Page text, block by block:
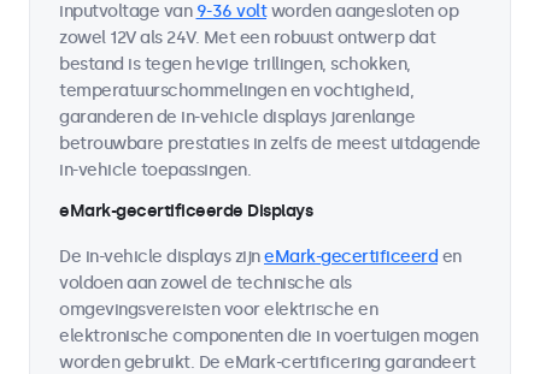
inputvoltage van 9-36 voltworden aangesloten op
zowel 12V als 24V. Met een robuust ontwerp dat
bestand is tegen hevige trillingen, schokken,
temperatuurschommelingen en vochtigheid,
garanderen de in-vehicle displays jarenlange
betrouwbare prestaties in zelfs de meest uitdagende
in-vehicle toepassingen.
eMark-gecertificeerde Displays
De in-vehicle displays zijneMark-gecertificeerd en
voldoen aan zowel de technische als
omgevingsvereisten voor elektrische en
elektronische componenten die in voertuigen mogen
worden gebruikt. De eMark-certificering garandeert